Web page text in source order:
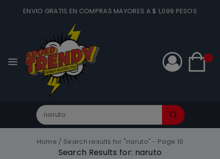
ENVIO GRATIS EN COMPRAS MAYORES A $ 1,099 PESOS
0
Home / Search results for "naruto" - Page 10
Search Results for: naruto